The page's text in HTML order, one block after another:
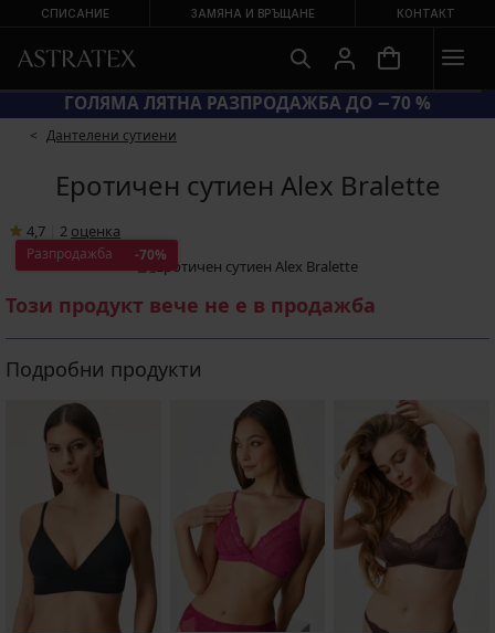
СПИСАНИЕ ЗАМЯНА И ВРЪЩАНЕ КОНТАКТ
КОД BRA20 = СУТИЕНИ −20 %
Дантелени сутиени
Еротичен сутиен Alex Bralette
4,7 2 oценка
Разпродажба -70%
Този продукт вече не е в продажба
Подробни продукти